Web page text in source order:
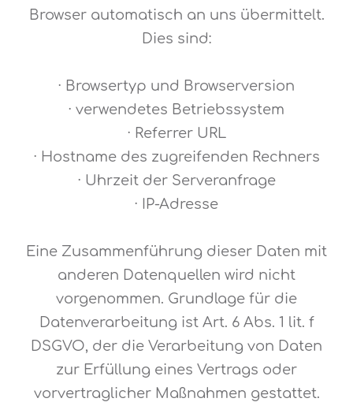
Browser automatisch an uns übermittelt.
Dies sind:
· Browsertyp und Browserversion
· verwendetes Betriebssystem
· Referrer URL
· Hostname des zugreifenden Rechners
· Uhrzeit der Serveranfrage
· IP-Adresse
Eine Zusammenführung dieser Daten mit
anderen Datenquellen wird nicht
vorgenommen. Grundlage für die
Datenverarbeitung ist Art. 6 Abs. 1 lit. f
DSGVO, der die Verarbeitung von Daten
zur Erfüllung eines Vertrags oder
vorvertraglicher Maßnahmen gestattet.